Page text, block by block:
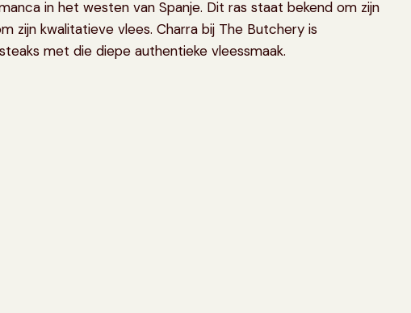
in het westen van Spanje. Dit ras staat bekend om zijn
zijn kwalitatieve vlees. Charra bij The Butchery is
met die diepe authentieke vleessmaak.